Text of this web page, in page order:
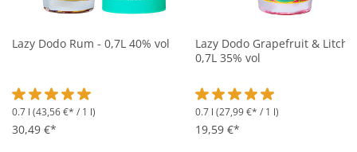
Lazy Dodo Rum - 0,7L 40% vol
Durchschnittliche Bewertung von 5 von 5 Sternen
0.7 l (43,56 €* / 1 l)
30,49 €*
Lazy Dodo Grapefruit & Litchi
0,7L 35% vol
Durchschnittliche
0.7 l (27,99 €* / 1 l)
19,59 €*